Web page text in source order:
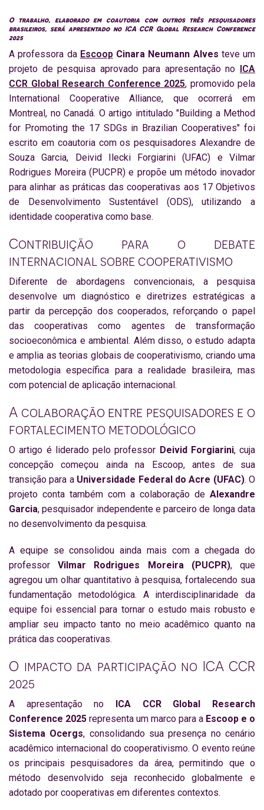
O trabalho, elaborado em coautoria com outros três pesquisadores
brasileiros, será apresentado no ICA CCR Global Research Conference
2025
A professora da Escoop Cinara Neumann Alves teve um
projeto de pesquisa aprovado para apresentação no ICA
CCR Global Research Conference 2025, promovido pela
International Cooperative Alliance, que ocorrerá em
Montreal, no Canadá. O artigo intitulado "Building a Method
for Promoting the 17 SDGs in Brazilian Cooperatives" foi
escrito em coautoria com os pesquisadores Alexandre de
Souza Garcia, Deivid Ilecki Forgiarini (UFAC) e Vilmar
Rodrigues Moreira (PUCPR) e propõe um método inovador
para alinhar as práticas das cooperativas aos 17 Objetivos
de Desenvolvimento Sustentável (ODS), utilizando a
identidade cooperativa como base.
Contribuição para o debate
internacional sobre cooperativismo
Diferente de abordagens convencionais, a pesquisa
desenvolve um diagnóstico e diretrizes estratégicas a
partir da percepção dos cooperados, reforçando o papel
das cooperativas como agentes de transformação
socioeconômica e ambiental. Além disso, o estudo adapta
e amplia as teorias globais de cooperativismo, criando uma
metodologia específica para a realidade brasileira, mas
com potencial de aplicação internacional.
A colaboração entre pesquisadores e o
fortalecimento metodológico
O artigo é liderado pelo professor Deivid Forgiarini, cuja
concepção começou ainda na Escoop, antes de sua
transição para a Universidade Federal do Acre (UFAC). O
projeto conta também com a colaboração de Alexandre
Garcia, pesquisador independente e parceiro de longa data
no desenvolvimento da pesquisa.
A equipe se consolidou ainda mais com a chegada do
professor
Vilmar Rodrigues Moreira (PUCPR), que
agregou um olhar quantitativo à pesquisa, fortalecendo sua
fundamentação metodológica. A interdisciplinaridade da
equipe foi essencial para tornar o estudo mais robusto e
ampliar seu impacto tanto no meio acadêmico quanto na
prática das cooperativas.
O impacto da participação no ICA CCR
2025
A apresentação no
ICA CCR Global Research
Conference 2025 representa um marco para a Escoop e o
Sistema Ocergs, consolidando sua presença no cenário
acadêmico internacional do cooperativismo. O evento reúne
os principais pesquisadores da área, permitindo que o
método desenvolvido seja reconhecido globalmente e
adotado por cooperativas em diferentes contextos.